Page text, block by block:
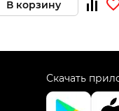
В корзину
Скачать